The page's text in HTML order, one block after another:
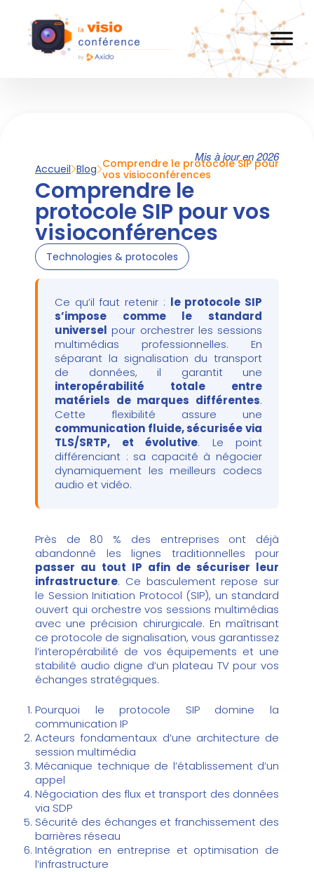
Mis à jour en 2026
Accueil Blog Comprendre le protocole SIP pour
vos visioconférences
Comprendre le
protocole SIP pour vos
visioconférences
Technologies & protocoles
Ce qu’il faut retenir : le protocole SIP
s’impose comme le standard
universel pour orchestrer les sessions
multimédias professionnelles. En
séparant la signalisation du transport
de données, il garantit une
interopérabilité totale entre
matériels de marques différentes.
Cette flexibilité assure une
communication fluide, sécurisée via
TLS/SRTP, et évolutive. Le point
différenciant : sa capacité à négocier
dynamiquement les meilleurs codecs
audio et vidéo.
Près de 80 % des entreprises ont déjà
abandonné les lignes traditionnelles pour
passer au tout IP afin de sécuriser leur
infrastructure. Ce basculement repose sur
le Session Initiation Protocol (SIP), un standard
ouvert qui orchestre vos sessions multimédias
avec une précision chirurgicale. En maîtrisant
ce protocole de signalisation, vous garantissez
l’interopérabilité de vos équipements et une
stabilité audio digne d’un plateau TV pour vos
échanges stratégiques.
Pourquoi le protocole SIP domine la
communication IP
Acteurs fondamentaux d’une architecture de
session multimédia
Mécanique technique de l’établissement d’un
appel
Négociation des flux et transport des données
via SDP
Sécurité des échanges et franchissement des
barrières réseau
Intégration en entreprise et optimisation de
l’infrastructure